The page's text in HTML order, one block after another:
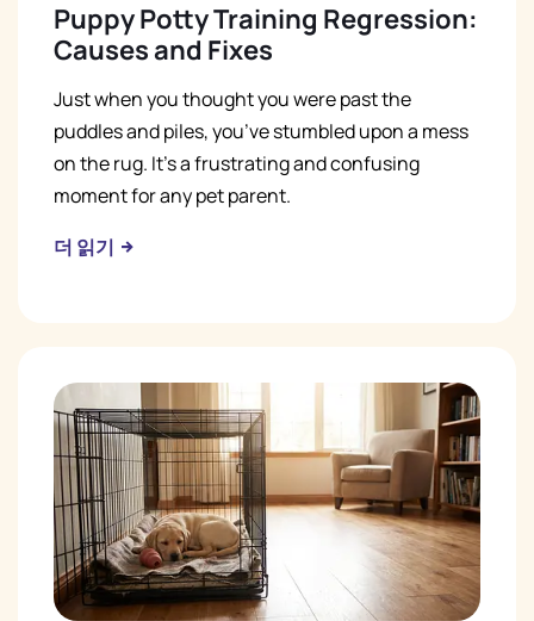
Puppy Potty Training Regression:
Causes and Fixes
Just when you thought you were past the
puddles and piles, you’ve stumbled upon a mess
on the rug. It’s a frustrating and confusing
moment for any pet parent.
더 읽기